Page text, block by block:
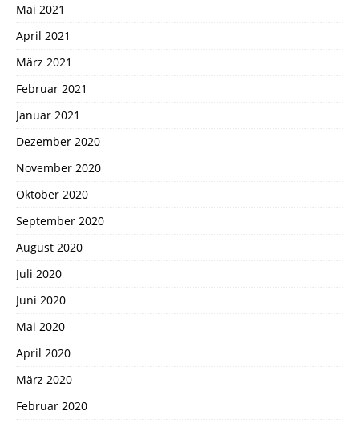
Mai 2021
April 2021
März 2021
Februar 2021
Januar 2021
Dezember 2020
November 2020
Oktober 2020
September 2020
August 2020
Juli 2020
Juni 2020
Mai 2020
April 2020
März 2020
Februar 2020